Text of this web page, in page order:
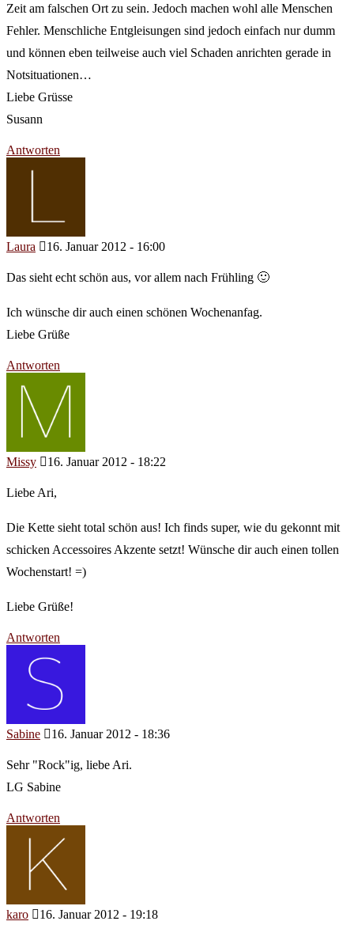
Zeit am falschen Ort zu sein. Jedoch machen wohl alle Menschen
Fehler. Menschliche Entgleisungen sind jedoch einfach nur dumm
und können eben teilweise auch viel Schaden anrichten gerade in
Notsituationen…
Liebe Grüsse
Susann
Antworten
Laura 16. Januar 2012 - 16:00
Das sieht echt schön aus, vor allem nach Frühling 🙂
Ich wünsche dir auch einen schönen Wochenanfag.
Liebe Grüße
Antworten
Missy 16. Januar 2012 - 18:22
Liebe Ari,
Die Kette sieht total schön aus! Ich finds super, wie du gekonnt mit
schicken Accessoires Akzente setzt! Wünsche dir auch einen tollen
Wochenstart! =)
Liebe Grüße!
Antworten
Sabine 16. Januar 2012 - 18:36
Sehr "Rock"ig, liebe Ari.
LG Sabine
Antworten
karo 16. Januar 2012 - 19:18